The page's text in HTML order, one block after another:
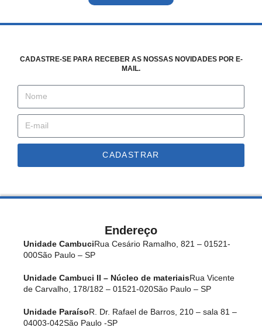
CADASTRE-SE PARA RECEBER AS NOSSAS NOVIDADES POR E-
MAIL.
CADASTRAR
Endereço
Unidade CambuciRua Cesário Ramalho, 821 – 01521-
000São Paulo – SP
Unidade Cambuci II – Núcleo de materiaisRua Vicente
de Carvalho, 178/182 – 01521-020São Paulo – SP
Unidade ParaísoR. Dr. Rafael de Barros, 210 – sala 81 –
04003-042São Paulo -SP